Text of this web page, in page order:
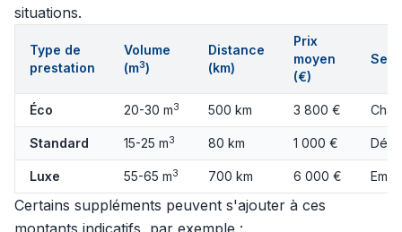
situations.
Type de
prestation
Volume
(m3)
Distance
(km)
Prix
moyen
(€)
Éco 20-30 m3 500 km 3 800 €
Standard 15-25 m3 80 km 1 000 €
Luxe 55-65 m3 700 km 6 000 €
Certains suppléments peuvent s'ajouter à ces
montants indicatifs, par exemple :